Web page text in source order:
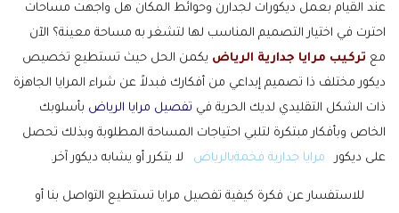
عند القيام بعمل ديكورات لجدارن وحوائط المكان هل واجهت مساحات
احترت في اختيار التصميم المناسب لها لتشغر به مساحة معينة؟ الآن
مع تركيب مرايا جدارية الرياض يكمن الحل حيث تستطيع تخصيص
ديكور مختلف ذا تصميم إبداعي من أفكارك فبدلاً عن شراء المرايا الجاهزة
ذات الشكل التقليدي لديك الحرية في تفصيل مرايا الرياض بأسلوبك
الخاص وبأفكار مبتكرة لتلبي احتياجات المساحة المطلوبة وبذلك تحصل
على ديكور
مرايا جدارية فخمةبالرياض لا يتكرر أو يشابه ديكور آخر.
للاستفسار عن فكرة كيفية تفصيل مرايا تستطيع التواصل بنا أو